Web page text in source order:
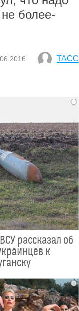
более-
ТАСС
i
рассказал об
к
i